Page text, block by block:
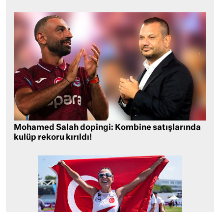
Mohamed Salah dopingi: Kombine satışlarında
kulüp rekoru kırıldı!